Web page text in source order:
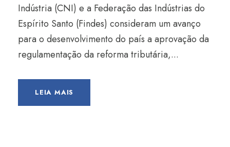
Indústria (CNI) e a Federação das Indústrias do
Espírito Santo (Findes) consideram um avanço
para o desenvolvimento do país a aprovação da
regulamentação da reforma tributária,...
LEIA MAIS